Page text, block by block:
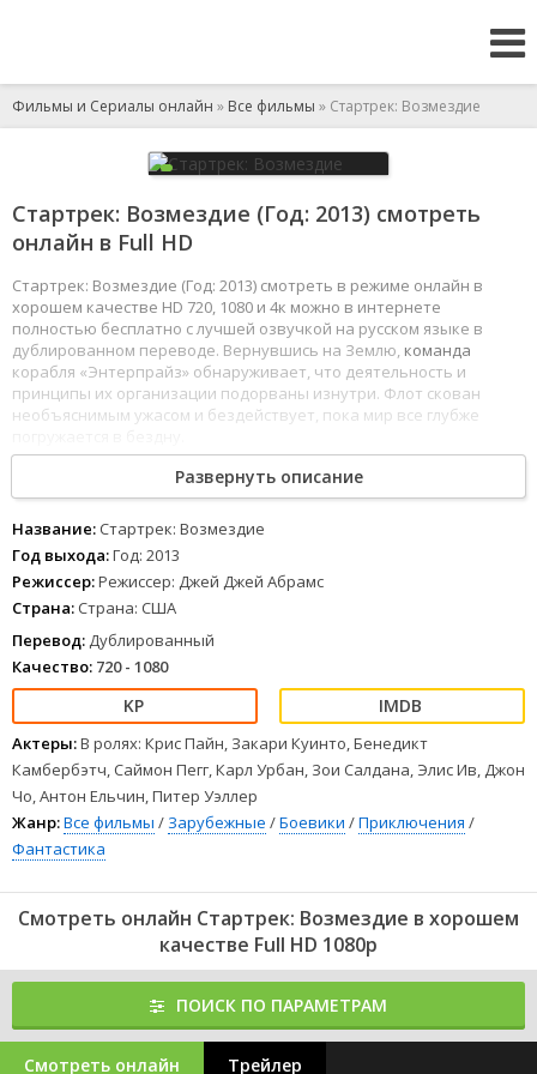
Фильмы и Сериалы онлайн » Все фильмы » Стартрек: Возмездие
Стартрек: Возмездие (Год: 2013) смотреть
онлайн в Full HD
Стартрек: Возмездие (Год: 2013) смотреть в режиме онлайн в
хорошем качестве HD 720, 1080 и 4к можно в интернете
полностью бесплатно с лучшей озвучкой на русском языке в
дублированном переводе. Вернувшись на Землю, команда
корабля «Энтерпрайз» обнаруживает, что деятельность и
принципы их организации подорваны изнутри. Флот скован
необъяснимым ужасом и бездействует, пока мир все глубже
Капитан Кирк берет на себя руководство операцией по
злодея, ответственного за этот хаос и способного уничтожить
все человечество.
В запутанной игре не на жизнь, а на смерть, любовь и дружба
будут принесены в жертву ради единственного, что осталось у
Кирка - его команды.
1
7
Развернуть описание
Название: Стартрек: Возмездие
Год выхода:Год: 2013
Режиссер:Режиссер: Джей Джей Абрамс
Страна: Страна: США
Перевод: Дублированный
Качество: 720 - 1080
Актеры:В ролях: Крис Пайн, Закари Куинто, Бенедикт
Камбербэтч, Саймон Пегг, Карл Урбан, Зои Салдана, Элис Ив, Джон
Чо, Антон Ельчин, Питер Уэллер
Жанр:Все фильмы / Зарубежные /Боевики /Приключения /
Фантастика
Смотреть онлайн Стартрек: Возмездие в хорошем
качестве Full HD 1080p
ПОИСК ПО ПАРАМЕТРАМ
Смотреть онлайн Трейлер